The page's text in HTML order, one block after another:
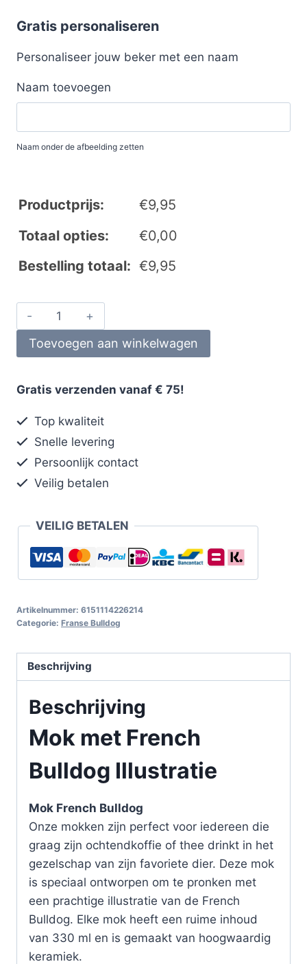
Gratis personaliseren
Personaliseer jouw beker met een naam
Naam toevoegen
Naam onder de afbeelding zetten
Productprijs: €9,95
Totaal opties:
€0,00
Bestelling totaal: €9,95
Toevoegen aan winkelwagen
Gratis verzenden vanaf € 75!
Top kwaliteit
Snelle levering
Persoonlijk contact
Veilig betalen
VEILIG BETALEN
Artikelnummer: 6151114226214
Categorie: Franse Bulldog
Beschrijving
Beschrijving
Mok met French
Bulldog Illustratie
Mok French Bulldog
Onze mokken zijn perfect voor iedereen die
graag zijn ochtendkoffie of thee drinkt in het
gezelschap van zijn favoriete dier. Deze mok
is speciaal ontworpen om te pronken met
een prachtige illustratie van de French
Bulldog. Elke mok heeft een ruime inhoud
van 330 ml en is gemaakt van hoogwaardig
keramiek.